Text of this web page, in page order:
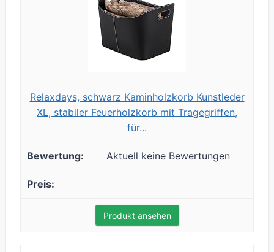
Relaxdays, schwarz Kaminholzkorb Kunstleder
XL, stabiler Feuerholzkorb mit Tragegriffen,
für...
Aktuell keine Bewertungen
Produkt ansehen